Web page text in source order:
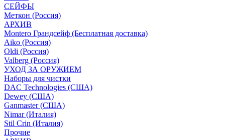
СЕЙФЫ
Меткон (Россия)
АРХИВ
Montero Грандсейф (Бесплатная доставка)
Aiko (Россия)
Oldi (Россия)
Valberg (Россия)
УХОД ЗА ОРУЖИЕМ
Наборы для чистки
DAC Technologies (США)
Dewey (США)
Ganmaster (США)
Nimar (Италия)
Stil Crin (Италия)
Прочие